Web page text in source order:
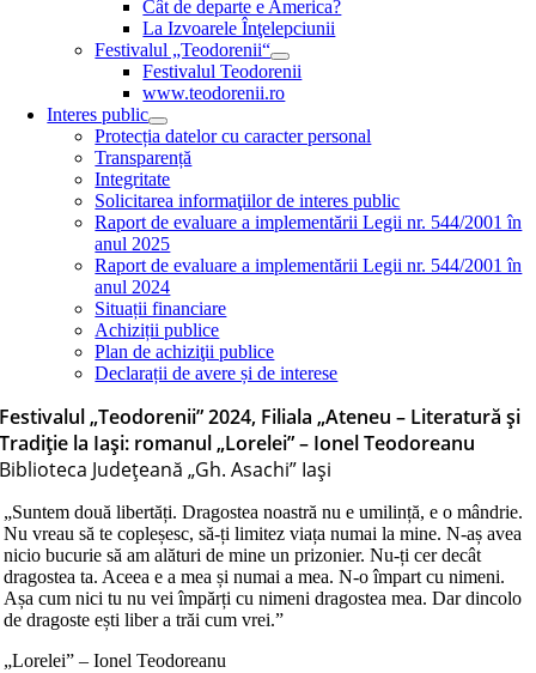
Cât de departe e America?
La Izvoarele Înţelepciunii
Festivalul „Teodorenii“
Festivalul Teodorenii
www.teodorenii.ro
Interes public
Protecția datelor cu caracter personal
Transparență
Integritate
Solicitarea informaţiilor de interes public
Raport de evaluare a implementării Legii nr. 544/2001 în
anul 2025
Raport de evaluare a implementării Legii nr. 544/2001 în
anul 2024
Situații financiare
Achiziții publice
Plan de achiziţii publice
Declarații de avere și de interese
Festivalul „Teodorenii” 2024, Filiala „Ateneu – Literatură și
Tradiție la Iași: romanul „Lorelei” – Ionel Teodoreanu
Biblioteca Judeţeană „Gh. Asachi” Iaşi
„Suntem două libertăți. Dragostea noastră nu e umilință, e o mândrie.
Nu vreau să te copleșesc, să-ți limitez viața numai la mine. N-aș avea
nicio bucurie să am alături de mine un prizonier. Nu-ți cer decât
dragostea ta. Aceea e a mea și numai a mea. N-o împart cu nimeni.
Așa cum nici tu nu vei împărți cu nimeni dragostea mea. Dar dincolo
de dragoste ești liber a trăi cum vrei.”
„Lorelei” – Ionel Teodoreanu